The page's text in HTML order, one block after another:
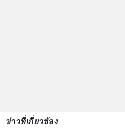
ข่าวที่เกี่ยวข้อง